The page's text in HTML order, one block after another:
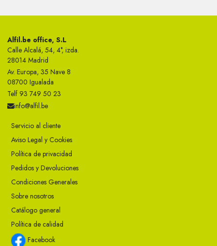
Alfil.be office, S.L
Calle Alcalá, 54, 4°, izda.
28014 Madrid
Av. Europa, 35 Nave 8
08700 Igualada
Telf 93 749 50 23
info@alfil.be
Servicio al cliente
Aviso Legal y Cookies
Política de privacidad
Pedidos y Devoluciones
Condiciones Generales
Sobre nosotros
Catálogo general
Política de calidad
Facebook